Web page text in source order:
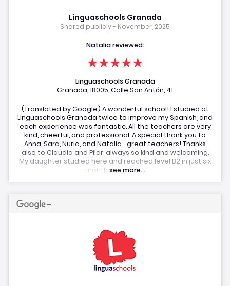
Linguaschools Granada
Shared publicly - November, 2025
Natalia reviewed:
★★★★★
Linguaschools Granada
Granada, 18005, Calle San Antón, 41
(Translated by Google) A wonderful school! I studied at
Linguaschools Granada twice to improve my Spanish, and
each experience was fantastic. All the teachers are very
kind, cheerful, and professional. A special thank you to
Anna, Sara, Nuria, and Natalia—great teachers! Thanks
also to Claudia and Pilar, always so kind and welcoming.
My daughter studied here and reached level B2 in just six
month see more...